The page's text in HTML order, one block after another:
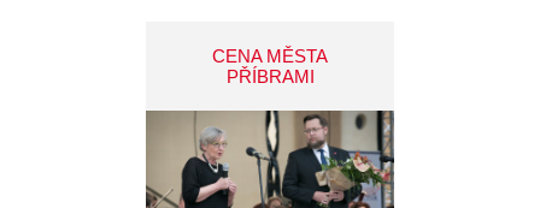
CENA MĚSTA
PŘÍBRAMI